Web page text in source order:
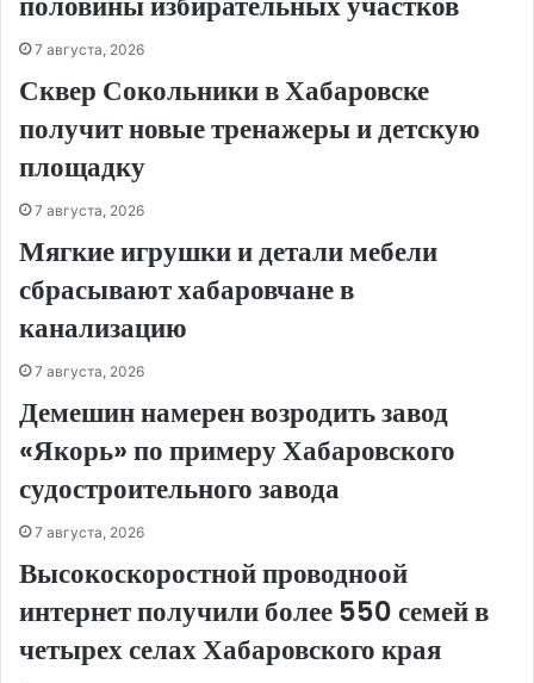
7 августа, 2026
Сквер Сокольники в Хабаровске
получит новые тренажеры и детскую
площадку
7 августа, 2026
Мягкие игрушки и детали мебели
сбрасывают хабаровчане в
канализацию
7 августа, 2026
Демешин намерен возродить завод
«Якорь» по примеру Хабаровского
судостроительного завода
7 августа, 2026
Высокоскоростной проводноой
интернет получили более 550 семей в
четырех селах Хабаровского края